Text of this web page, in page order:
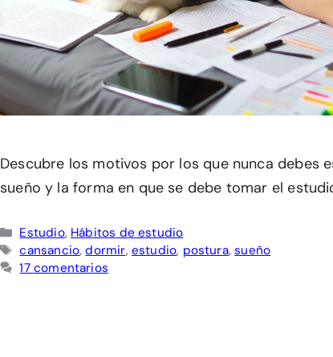
Descubre los motivos por los que nunca debes
sueño y la forma en que se debe tomar el
Categorías
Estudio, Hábitos de estudio
Etiquetas
cansancio,dormir, estudio, postura,sueño
17 comentarios